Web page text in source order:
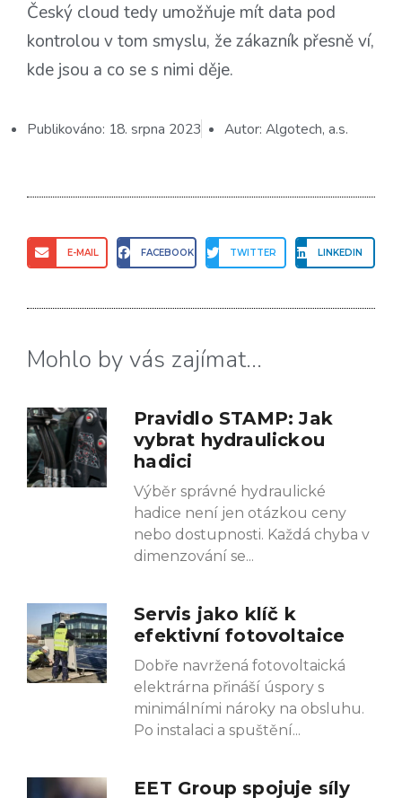
Český cloud tedy umožňuje mít data pod
kontrolou v tom smyslu, že zákazník přesně ví,
kde jsou a co se s nimi děje.
Publikováno: 18. srpna 2023 Autor: Algotech, a.s.
E-MAIL FACEBOOK TWITTER LINKEDIN
Mohlo by vás zajímat...
Pravidlo STAMP: Jak
vybrat hydraulickou
hadici
Výběr správné hydraulické
hadice není jen otázkou ceny
nebo dostupnosti. Každá chyba v
dimenzování se
Servis jako klíč k
efektivní fotovoltaice
Dobře navržená fotovoltaická
elektrárna přináší úspory s
minimálními nároky na obsluhu.
Po instalaci a spuštění
EET Group spojuje síly